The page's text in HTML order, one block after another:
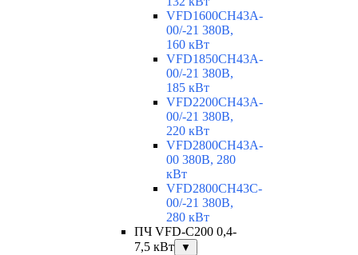
VFD1600CH43A-
00/-21 380В,
160 кВт
VFD1850CH43A-
00/-21 380В,
185 кВт
VFD2200CH43A-
00/-21 380В,
220 кВт
VFD2800CH43A-
00 380В, 280
кВт
VFD2800CH43C-
00/-21 380В,
280 кВт
ПЧ VFD-C200 0,4-
7,5 кВт
▼